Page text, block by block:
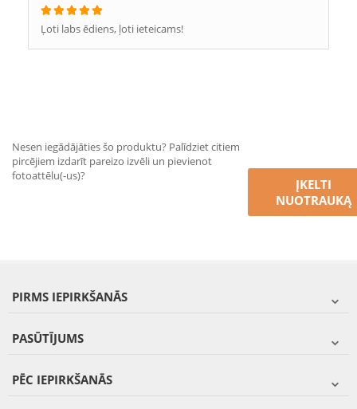
Ļoti labs ēdiens, ļoti ieteicams!
Nesen iegādājāties šo produktu? Palīdziet citiem
pircējiem izdarīt pareizo izvēli un pievienot
fotoattēlu(-us)?
ĮKELTI
NUOTRAUKĄ
PIRMS IEPIRKŠANĀS
PASŪTĪJUMS
PĒC IEPIRKŠANĀS